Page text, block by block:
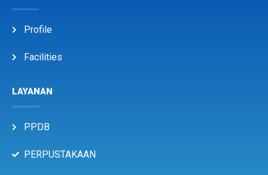
Profile
Facilities
LAYANAN
PPDB
PERPUSTAKAAN